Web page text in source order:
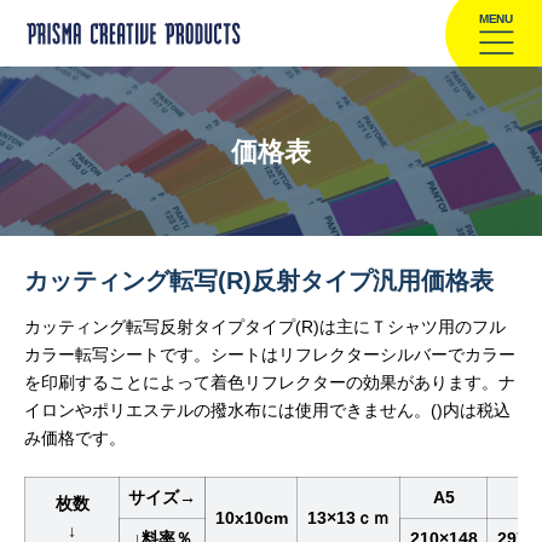
MENU
価格表
カッティング転写(R)反射タイプ汎用価格表
カッティング転写反射タイプタイプ(R)は主にＴシャツ用のフル
カラー転写シートです。シートはリフレクターシルバーでカラー
を印刷することによって着色リフレクターの効果があります。ナ
イロンやポリエステルの撥水布には使用できません。()内は税込
み価格です。
枚数
↓
サイズ→
10x10cm
13×13ｃｍ
A5